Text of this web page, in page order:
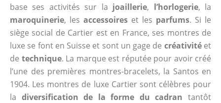
base ses activités sur la joaillerie, l’horlogerie, la
maroquinerie, les accessoires et les parfums. Si le
siège social de Cartier est en France, ses montres de
luxe se font en Suisse et sont un gage de créativitéet
de technique. La marque est réputée pour avoir créé
l’une des premières montres-bracelets, la Santos en
1904. Les montres de luxe Cartier sont célèbres pour
la diversification de la forme du cadran tantôt